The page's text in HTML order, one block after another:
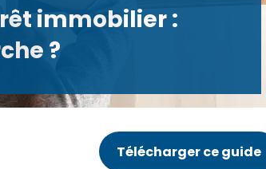
immobilier :
?
Télécharger ce guide